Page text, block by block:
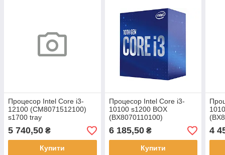
Процесор Intel Core i3-
12100 (CM8071512100)
s1700 tray
5 740,50 ₴
Купити
Процесор Intel Core i3-
10100 s1200 BOX
(BX8070110100)
6 185,50₴
Купити
4